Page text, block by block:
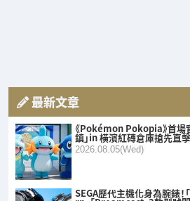
最新文章
《Pokémon Pokopia》首場
鎮」in 橫濱紅磚倉庫搶先直擊
2026.08.05(Wed)
SEGA歷代主機化身為腕錶！